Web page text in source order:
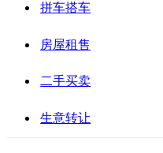
拼车搭车
房屋租售
二手买卖
生意转让